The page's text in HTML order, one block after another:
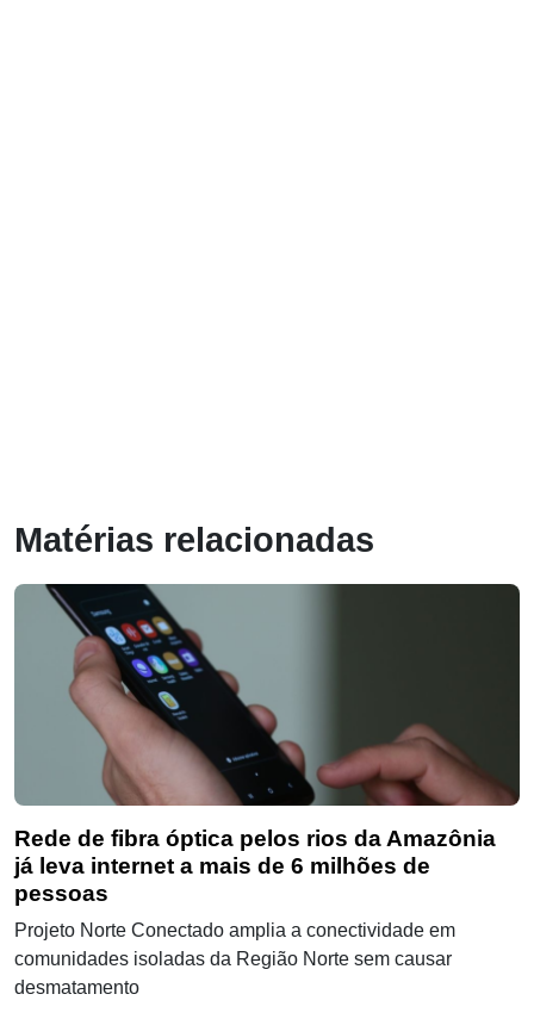
Matérias relacionadas
Rede de fibra óptica pelos rios da Amazônia
já leva internet a mais de 6 milhões de
pessoas
Projeto Norte Conectado amplia a conectividade em
comunidades isoladas da Região Norte sem causar
desmatamento